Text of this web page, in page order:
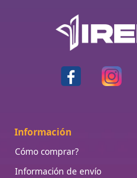
Información
Cómo comprar?
Información de envío